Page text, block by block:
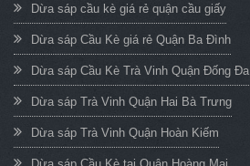
Dừa sáp cầu kè giá rẻ quận cầu giấy
Dừa sáp Cầu Kè giá rẻ Quận Ba Đình
Dừa sáp Cầu Kè Trà Vinh Quận Đống Đa
Dừa sáp Trà Vinh Quận Hai Bà Trưng
Dừa sáp Trà Vinh Quận Hoàn Kiếm